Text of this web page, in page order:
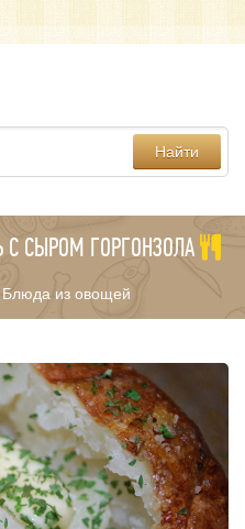
Найти
С СЫРОМ ГОРГОНЗОЛА
Блюда из овощей